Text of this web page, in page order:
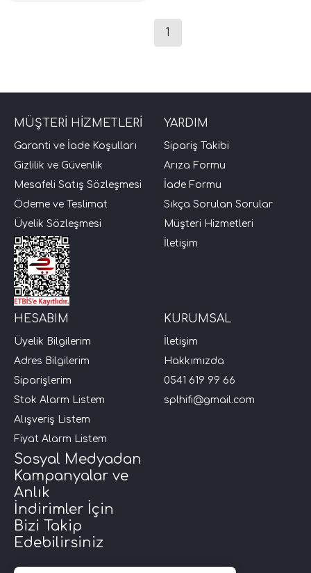
Modelleri
Arac Baslari)
1
MÜŞTERİ HİZMETLERİ
Garanti ve İade Koşulları
Gizlilik ve Güvenlik
Mesafeli Satış Sözleşmesi
Ödeme ve Teslimat
Üyelik Sözleşmesi
YARDIM
Sipariş Takibi
Arıza Formu
İade Formu
Sıkça Sorulan Sorular
Müşteri Hizmetleri
İletişim
HESABIM
Üyelik Bilgilerim
Adres Bilgilerim
Siparişlerim
Stok Alarm Listem
Alışveriş Listem
Fiyat Alarm Listem
KURUMSAL
İletişim
Hakkımızda
0541 619 99 66
splhifi@gmail.com
Sosyal Medyadan
Kampanyalar ve
Anlık
İndirimler İçin
Bizi Takip
Edebilirsiniz